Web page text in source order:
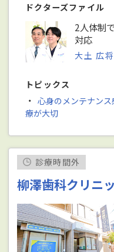
ドクターズファイル
2人体制
対応
大土 広
トピックス
・ 心身のメンテナン
療が大切
診療時間外
柳澤歯科クリニ